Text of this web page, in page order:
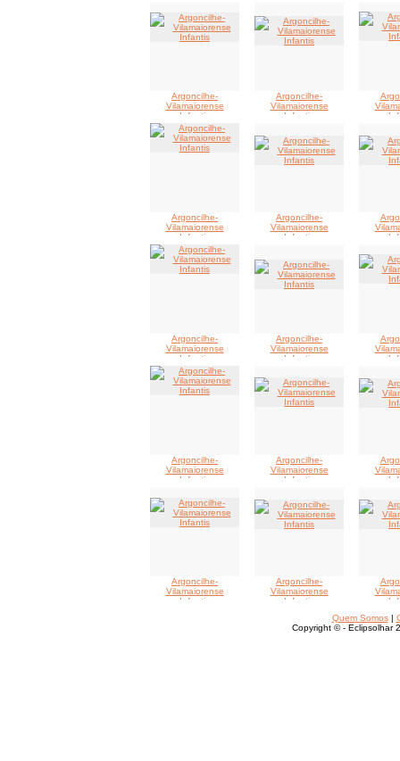
Argoncilhe-
Vilamaiorense
Infantis
Argoncilhe-
Vilamaiorense
Infantis
Argoncilhe-
Vilamaiorense
Infantis
Argoncilhe-
Vilamaiorense
Infantis
Argoncilhe-
Vilamaiorense
Infantis
Argoncilhe-
Vilamaiorense
Infantis
Argoncilhe-
Vilamaiorense
Infantis
Argoncilhe-
Vilamaiorense
Infantis
Argoncilhe-
Vilamaiorense
Infantis
Argoncilhe-
Vilamaiorense
Infantis
Quem Somos|
Copyright © - Eclipsolhar